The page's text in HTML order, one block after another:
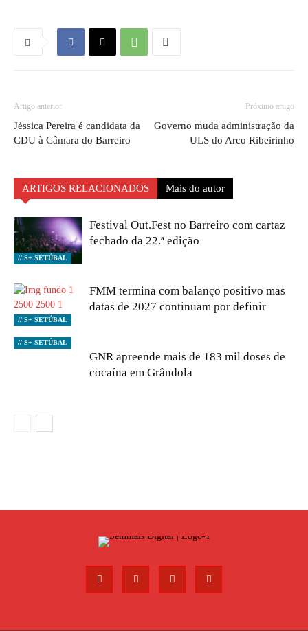
Artigo anterior
Jéssica Pereira é candidata da
CDU à Câmara do Barreiro
Próximo artigo
Governo muda administração da
ULS do Arco Ribeirinho
ARTIGOS RELACIONADOS Mais do autor
// S+ SETÚBAL
Festival Out.Fest no Barreiro com cartaz
fechado da 22.ª edição
// S+ SETÚBAL
FMM termina com balanço positivo mas
datas de 2027 continuam por definir
// S+ SETÚBAL
GNR apreende mais de 183 mil doses de
cocaína em Grândola